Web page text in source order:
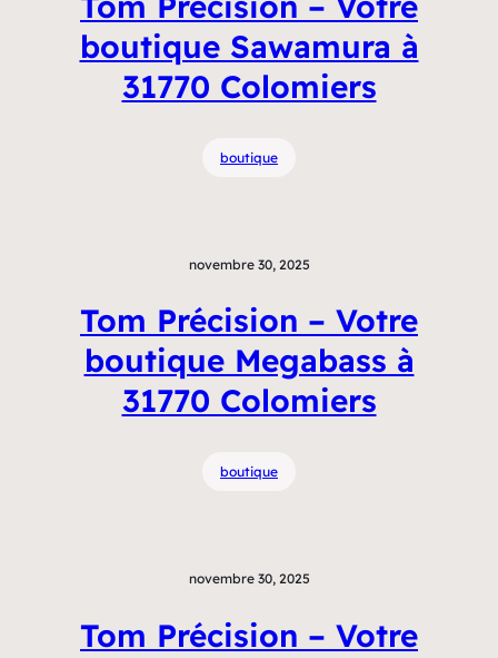
boutique Sawamura à
31770 Colomiers
boutique
novembre 30, 2025
Tom Précision – Votre
boutique Megabass à
31770 Colomiers
boutique
novembre 30, 2025
Tom Précision – Votre